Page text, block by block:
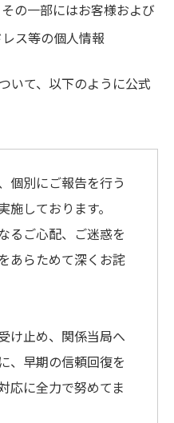
の一部にはお客様および
ス等の個人情報
いて、以下のように公式
個別にご報告を行う
施しております。
るご心配、ご迷惑を
あらためて深くお詫
け止め、関係当局へ
、早期の信頼回復を
応に全力で努めてま